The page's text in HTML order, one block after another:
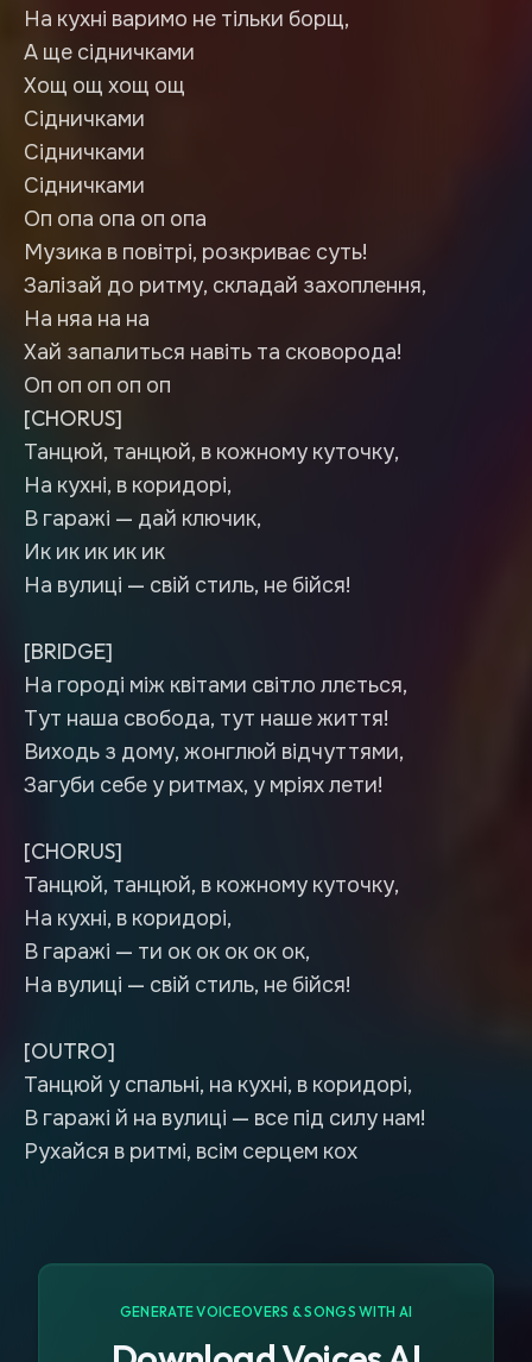
На кухні варимо не тільки борщ,
А ще сідничками
Хощ ощ хощ ощ
Сідничками
Сідничками
Сідничками
Оп опа опа оп опа
Музика в повітрі, розкриває суть!
Залізай до ритму, складай захоплення,
На няа на на
Хай запалиться навіть та сковорода!
Оп оп оп оп оп
[CHORUS]
Танцюй, танцюй, в кожному куточку,
На кухні, в коридорі,
В гаражі — дай ключик,
Ик ик ик ик ик
На вулиці — свій стиль, не бійся!
[BRIDGE]
На городі між квітами світло ллється,
Тут наша свобода, тут наше життя!
Виходь з дому, жонглюй відчуттями,
Загуби себе у ритмах, у мріях лети!
[CHORUS]
Танцюй, танцюй, в кожному куточку,
На кухні, в коридорі,
В гаражі — ти ок ок ок ок ок,
На вулиці — свій стиль, не бійся!
[OUTRO]
Танцюй у спальні, на кухні, в коридорі,
В гаражі й на вулиці — все під силу нам!
Рухайся в ритмі, всім серцем кох
GENERATE VOICEOVERS & SONGS WITH AI